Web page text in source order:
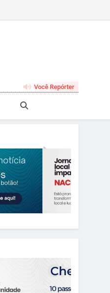
Você Repórter